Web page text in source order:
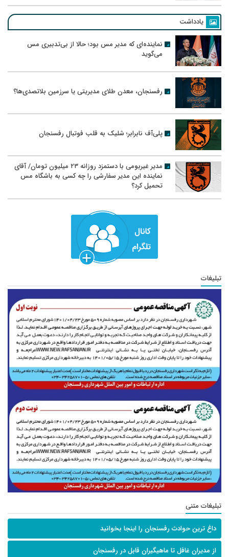
یادداشت
نماینده‌ای که مدیر مس بود؛ حالا از بی‌تدبیری مس
می‌گوید
رفسنجان، معدن طلای مدیریتی یا سرزمین بلاتصدی‌ها؟
پلی‌آف نابرابر؛ شلیک به قلب فوتبال رفسنجان
مدیر غیربومی با دستمزد روزانه ۲۳ میلیون تومان/ آقای
نماینده این مدیر سفارشی را چه کسی به باشگاه مس
تحمیل کرد؟
تبلیغات
تبلیغات متنی
داغ ترین حوادث رفسنجان را اینجا بخوانید
از مدیران غافل تا ماهیگیران قابل در رفسنجان